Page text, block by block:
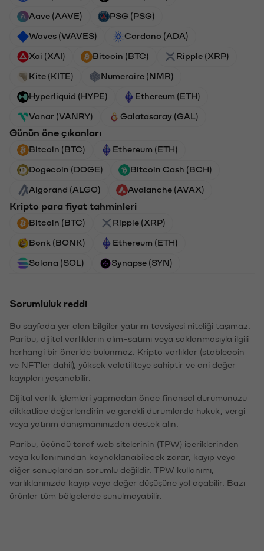
Aave (AAVE) PSG (PSG)
Waves (WAVES) Cardano (ADA)
Xai (XAI) Bitcoin (BTC) Ripple (XRP)
Kite (KITE) Numeraire (NMR)
Hyperliquid (HYPE) Ethereum (ETH)
Vanar (VANRY) Galatasaray (GAL)
Günün öne çıkanları
Bitcoin (BTC) Ethereum (ETH)
Dogecoin (DOGE) Bitcoin Cash (BCH)
Algorand (ALGO) Avalanche (AVAX)
Kripto para fiyat tahminleri
Bitcoin (BTC) Ripple (XRP)
Bonk (BONK) Ethereum (ETH)
Solana (SOL) Synapse (SYN)
Sorumluluk reddi
Bu sayfada yer alan bilgiler yatırım tavsiyesi niteliği taşımaz.
Paribu, dijital varlıkların alım-satımı veya saklanmasıyla ilgili
herhangi bir öneride bulunmaz. Kripto varlıklar (stablecoin
ve NFT'ler dahil), yüksek volatiliteye sahiptir ve ani değer
kayıpları yaşanabilir.
Dijital varlık işlemleri yapmadan önce finansal durumunuzu
dikkatlice değerlendirin ve gerekli durumlarda hukuk, vergi
veya yatırım danışmanınızdan destek alın.
Paribu, üçüncü taraf web sitelerinin (TPW) içeriklerinden
veya kullanımından kaynaklanabilecek zarar, kayıp veya
diğer sonuçlardan sorumlu değildir. TPW kullanımı,
varlıklarınızda kayıp veya değer düşüşüne yol açabilir. Bazı
ürünler tüm bölgelerde sunulmayabilir.